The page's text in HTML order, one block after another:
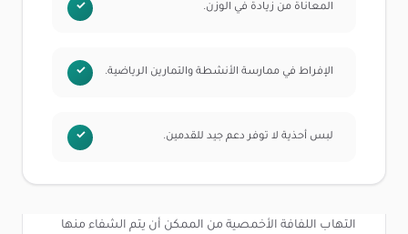
المعاناة من زيادة في الوزن.
الإفراط في ممارسة الأنشطة والتمارين الرياضية.
لبس أحذية لا توفر دعم جيد للقدمين.
التهاب اللفافة الأخمصية من الممكن أن يتم الشفاء منها